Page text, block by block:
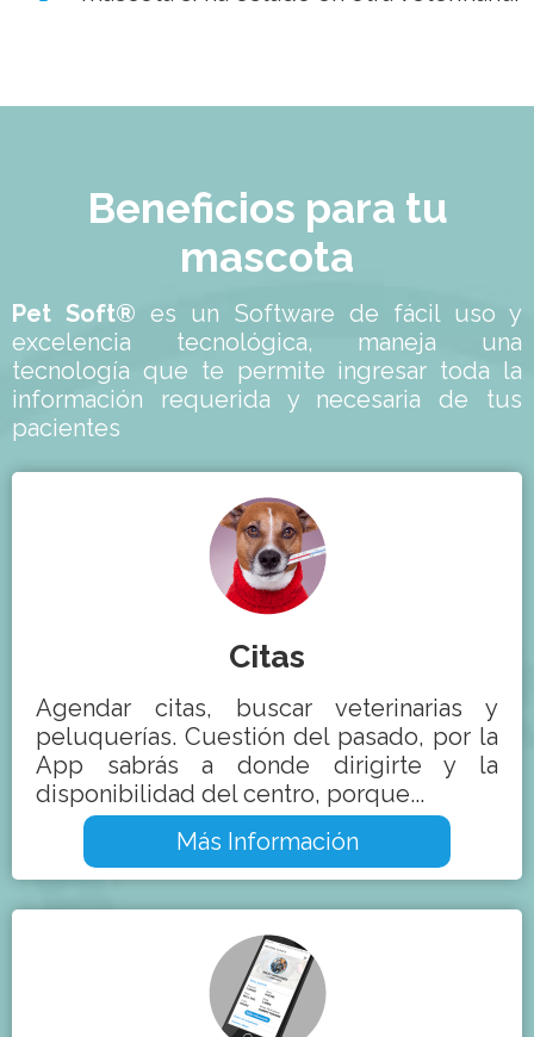
Beneficios para tu
mascota
Pet Soft® es un Software de fácil uso y
excelencia tecnológica, maneja una
tecnología que te permite ingresar toda la
información requerida y necesaria de tus
pacientes
Citas
Agendar citas, buscar veterinarias y
peluquerías. Cuestión del pasado, por la
App sabrás a donde dirigirte y la
disponibilidad del centro, porque...
Más Información